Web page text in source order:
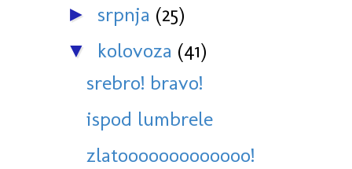
► srpnja (25)
▼ kolovoza (41)
srebro! bravo!
ispod lumbrele
zlatooooooooooooo!